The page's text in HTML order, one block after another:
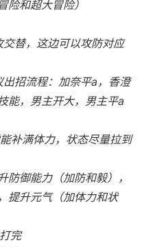
险和超大冒险）
替，这边可以攻防对应
招流程：加奈平a，香澄
能，男主开大，男主平a
补满体力，状态尽量拉到
御能力（加防和毅），
提升元气（加体力和状
完